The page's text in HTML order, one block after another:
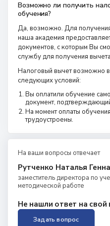
Возможно ли получить
обучения?
Да, возможно. Для
наша академия
документов, с которым Вы
службу для получения
Налоговый вычет возможно
следующих условий:
Вы оплатили обучение
документ,
На момент оплаты
трудоустроены.
На ваши вопросы отвечает
Рутченко Наталья
заместитель директора по
методической работе
Не нашли ответ на свой
Задать вопрос